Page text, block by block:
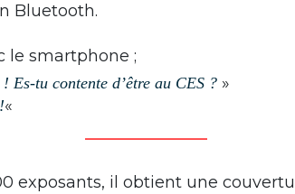
Bluetooth.
le smartphone ;
Es-tu contente d’être au CES ? »
«
exposants, il obtient une